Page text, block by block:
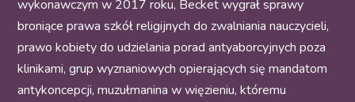
wykonawczym w 2017 roku, Becket wygrał sprawy
broniące prawa szkół religijnych do zwalniania nauczycieli,
prawo kobiety do udzielania porad antyaborcyjnych poza
klinikami, grup wyznaniowych opierających się mandatom
antykoncepcji, muzułmanina w więzieniu, któremu